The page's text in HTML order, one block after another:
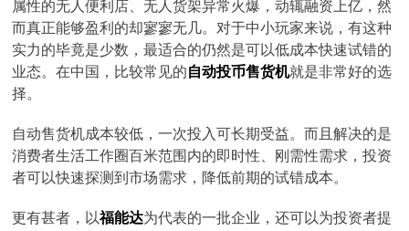
属性的无人便利店、无人货架异常火爆，动辄融资上亿，然
而真正能够盈利的却寥寥无几。对于中小玩家来说，有这种
实力的毕竟是少数，最适合的仍然是可以低成本快速试错的
业态。在中国，比较常见的自动投币售货机就是非常好的选
择。
自动售货机成本较低，一次投入可长期受益。而且解决的是
消费者生活工作圈百米范围内的即时性、刚需性需求，投资
者可以快速探测到市场需求，降低前期的试错成本。
更有甚者，以福能达为代表的一批企业，还可以为投资者提